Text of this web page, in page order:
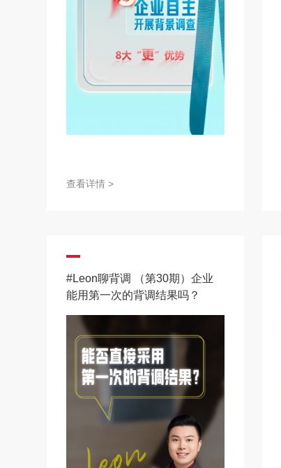
查看详情 >
#Leon聊背调 （第30期）企业
能用第一次的背调结果吗？